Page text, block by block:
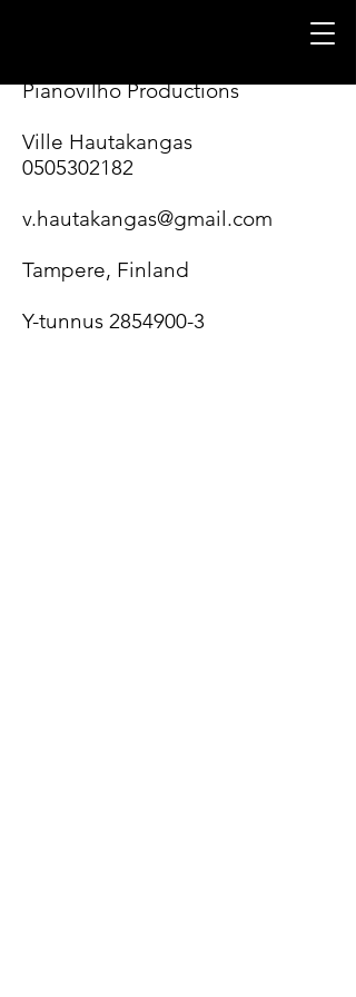
Pianovilho Productions
Ville Hautakangas
0505302182
v.hautakangas@gmail.com
Tampere, Finland
Y-tunnus 2854900-3